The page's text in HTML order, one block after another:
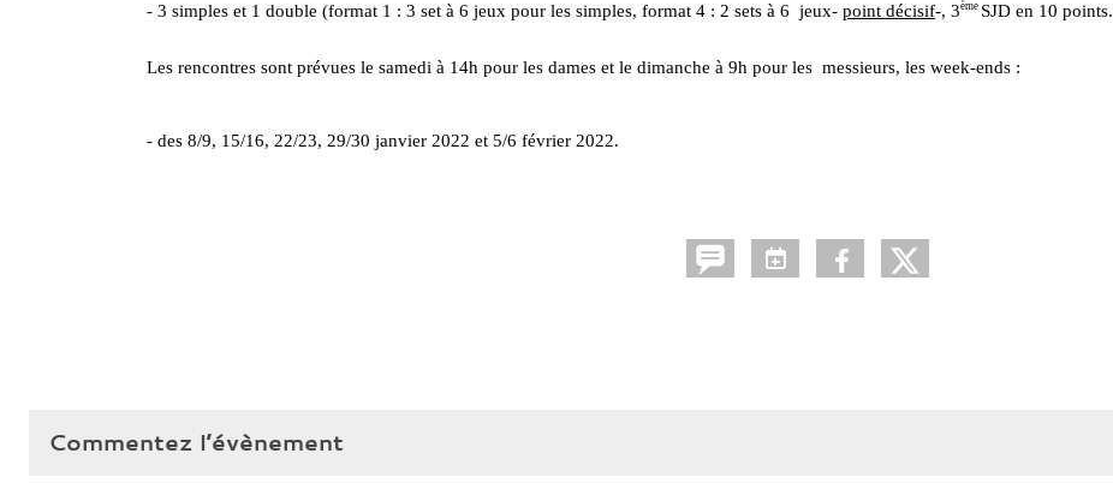
- 3 simples et 1 double (format 1 : 3 set à 6 jeux pour les simples, format 4 : 2 sets à 6  jeux- point décisif-, 3ème SJD en 10 points.
Les rencontres sont prévues le samedi à 14h pour les dames et le dimanche à 9h pour les  messieurs, les week-ends :
- des 8/9, 15/16, 22/23, 29/30 janvier 2022 et 5/6 février 2022.
Commentez l’évènement